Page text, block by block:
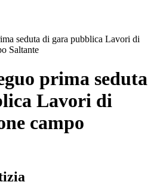
seduta di gara pubblica Lavori di
Saltante
prima seduta
Lavori di
campo